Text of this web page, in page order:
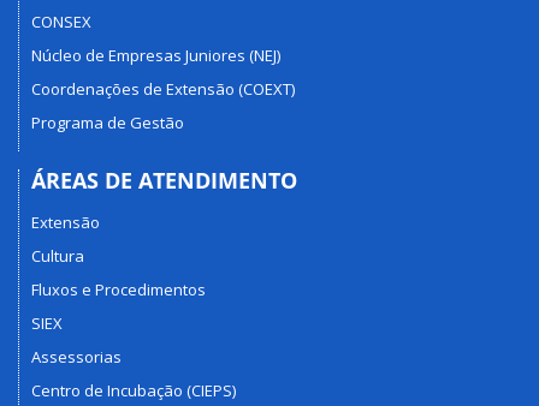
CONSEX
Núcleo de Empresas Juniores (NEJ)
Coordenações de Extensão (COEXT)
Programa de Gestão
ÁREAS DE ATENDIMENTO
Extensão
Cultura
Fluxos e Procedimentos
SIEX
Assessorias
Centro de Incubação (CIEPS)